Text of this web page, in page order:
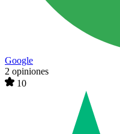
Google
2 opiniones
10